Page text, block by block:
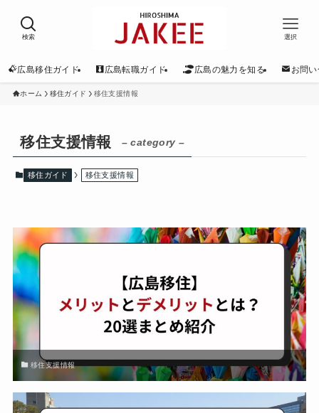
検索 選択
広島移住ガイド 広島転職ガイド 広島の魅力を知る お問
ホーム 移住ガイド 移住支援情報
移住支援情報 – category –
移住ガイド 移住支援情報
移住支援情報